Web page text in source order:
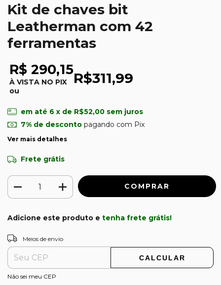
Kit de chaves bit
Leatherman com 42
ferramentas
R$ 290,15
À VISTA NO PIX
ou
R$311,99
em até 6 x de R$52,00 sem juros
7% de descontopagando com Pix
Ver mais detalhes
Frete grátis
Adicione este produto e tenha frete grátis!
Entregas para o CEP:
Meios de envio
CALCULAR
Não sei meu CEP